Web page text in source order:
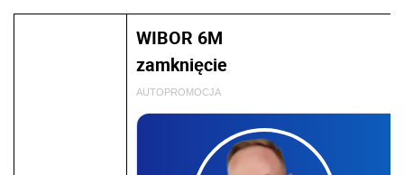
WIBOR 6M
zamknięcie
AUTOPROMOCJA